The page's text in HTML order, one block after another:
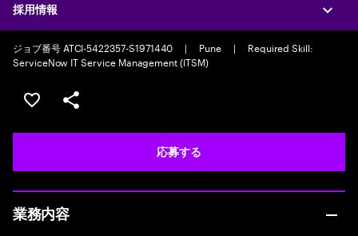
採用情報
System Development Team Lead/Consultant
ジョブ番号 ATCI-5422357-S1971440
| Pune |
Required Skill:
ServiceNow IT Service Management (ITSM)
ポジションを保存する 【首都圏エリア】契約社員（給
シェア
応募する
業務内容